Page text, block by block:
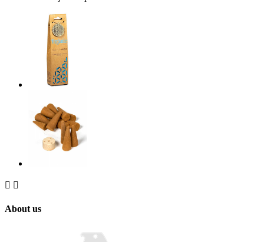
 
About us